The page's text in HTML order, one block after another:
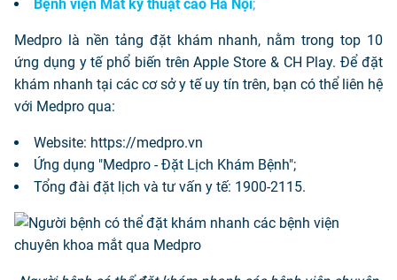
Bệnh viện Mắt kỹ thuật cao Hà Nội;
Medpro là nền tảng đặt khám nhanh, nằm trong top 10
ứng dụng y tế phổ biến trên Apple Store & CH Play. Để đặt
khám nhanh tại các cơ sở y tế uy tín trên, bạn có thể liên hệ
với Medpro qua:
Website: https://medpro.vn
Ứng dụng "Medpro - Đặt Lịch Khám Bệnh";
Tổng đài đặt lịch và tư vấn y tế: 1900-2115.